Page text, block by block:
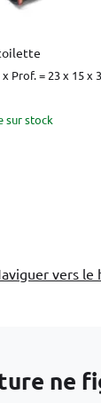
Prof. = 23 x 15 x
sur stock
vers le
ne